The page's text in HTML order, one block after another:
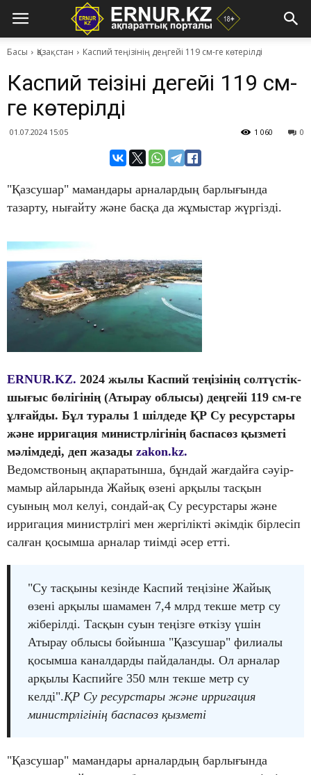
Басы Қазақстан Каспий теңізінің деңгейі 119 см-ге көтерілді
Каспий теңізінің деңгейі 119 см-
ге көтерілді
01.07.2024 15:05 0
1 060
"Қазсушар" мамандары арналардың барлығында
тазарту, нығайту және басқа да жұмыстар жүргізді.
ERNUR.KZ. 2024 жылы Каспий теңізінің солтүстік-
шығыс бөлігінің (Атырау облысы) деңгейі 119 см-ге
ұлғайды. Бұл туралы 1 шілдеде ҚР Су ресурстары
және ирригация министрлігінің баспасөз қызметі
мәлімдеді, деп жазады zakon.kz.
Ведомствоның ақпаратынша, бұндай жағдайға сәуір-
мамыр айларында Жайық өзені арқылы тасқын
суының мол келуі, сондай-ақ Су ресурстары және
ирригация министрлігі мен жергілікті әкімдік бірлесіп
салған қосымша арналар тиімді әсер етті.
"Су тасқыны кезінде Каспий теңізіне Жайық
өзені арқылы шамамен 7,4 млрд текше метр су
жіберілді. Тасқын суын теңізге өткізу үшін
Атырау облысы бойынша "Қазсушар" филиалы
қосымша каналдарды пайдаланды. Ол арналар
арқылы Каспийге 350 млн текше метр су
келді".ҚР Су ресурстары және ирригация
министрлігінің баспасөз қызметі
"Қазсушар" мамандары арналардың барлығында